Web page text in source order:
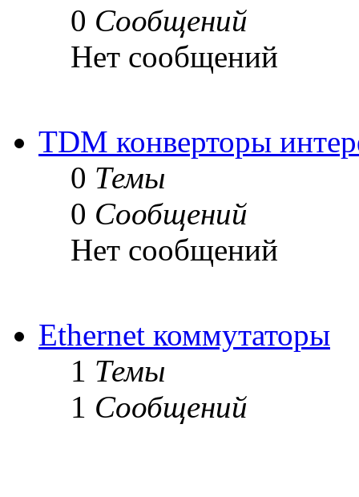
0 Сообщений
Нет сообщений
TDM конверторы
0 Темы
0 Сообщений
Нет сообщений
Ethernet коммутаторы
1 Темы
1 Сообщений